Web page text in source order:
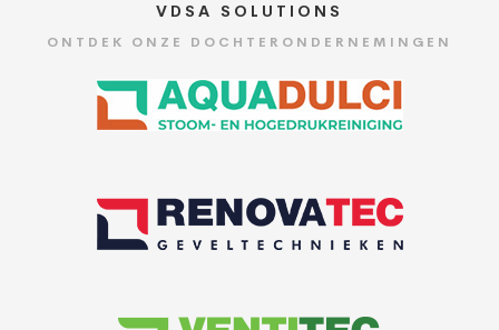
VDSA SOLUTIONS
ONTDEK ONZE DOCHTERONDERNEMINGEN